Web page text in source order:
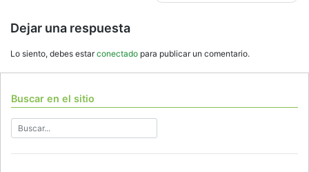
Dejar una respuesta
Lo siento, debes estarconectado para publicar un comentario.
Buscar en el sitio